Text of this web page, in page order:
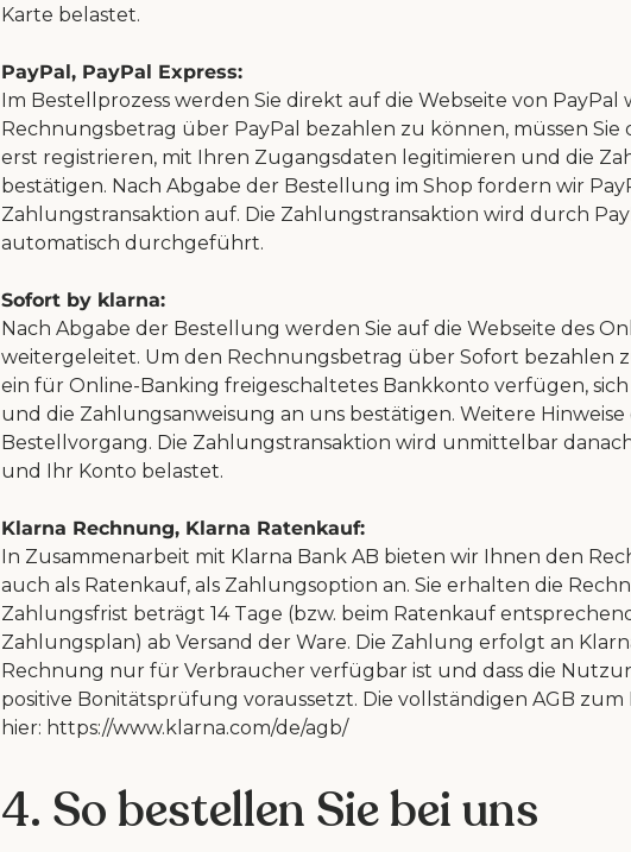
Karte belastet.
PayPal, PayPal Express:
Im Bestellprozess werden Sie direkt auf die Webseite von
Rechnungsbetrag über PayPal bezahlen zu können, müssen Sie
erst registrieren, mit Ihren Zugangsdaten legitimieren und die
bestätigen. Nach Abgabe der Bestellung im Shop fordern wir
Zahlungstransaktion auf. Die Zahlungstransaktion wird durch
automatisch durchgeführt.
Sofort by klarna:
Nach Abgabe der Bestellung werden Sie auf die Webseite des
weitergeleitet. Um den Rechnungsbetrag über Sofort bezahlen
ein für Online-Banking freigeschaltetes Bankkonto verfügen,
und die Zahlungsanweisung an uns bestätigen. Weitere
Bestellvorgang. Die Zahlungstransaktion wird unmittelbar
und Ihr Konto belastet.
Klarna Rechnung, Klarna Ratenkauf:
In Zusammenarbeit mit Klarna Bank AB bieten wir Ihnen den
auch als Ratenkauf, als Zahlungsoption an. Sie erhalten die
Zahlungsfrist beträgt 14 Tage (bzw. beim Ratenkauf
Zahlungsplan) ab Versand der Ware. Die Zahlung erfolgt an
Rechnung nur für Verbraucher verfügbar ist und dass die
positive Bonitätsprüfung voraussetzt. Die vollständigen AGB
hier: https://www.klarna.com/de/agb/
4. So bestellen Sie bei uns